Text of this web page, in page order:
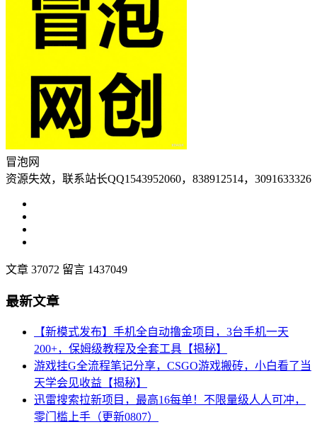
冒泡网
资源失效，联系站长QQ1543952060，838912514，3091633326
文章 37072 留言 1437049
最新文章
【新模式发布】手机全自动撸金项目，3台手机一天
200+，保姆级教程及全套工具【揭秘】
游戏挂G全流程笔记分享，CSGO游戏搬砖，小白看了当
天学会见收益【揭秘】
迅雷搜索拉新项目，最高16每单！不限量级人人可冲，
零门槛上手（更新0807）